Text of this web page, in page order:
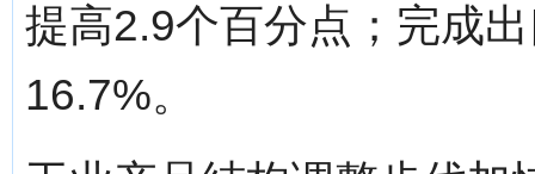
提高2.9个百分点；完成
16.7%。